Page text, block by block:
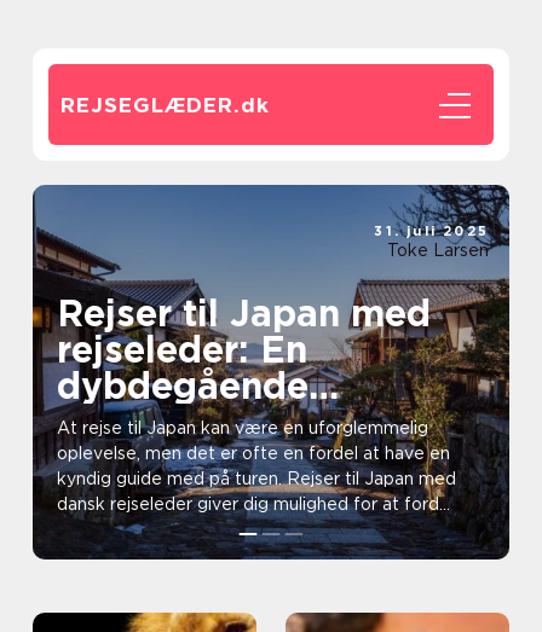
REJSEGLÆDER.dk
Rejser til Japan med
rejseleder: En
dybdegående
kulturoplevelse
At rejse til Japan kan være en uforglemmelig
oplevelse, men det er ofte en fordel at have en
kyndig guide med på turen. Rejser til Japan med
dansk rejseleder giver dig mulighed for at ford...
31. juli 2025
Toke Larsen